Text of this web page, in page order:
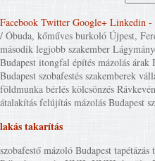
Facebook Twitter Google+ Linkedin -
/ Óbuda, kőműves burkoló Újpest,
második legjobb szakember
Budapest itongfal építés mázolás árak
Budapest szobafestés szakemberek
földmunka bérlés kölcsönzés
átalakítás felújítás mázolás Budapest
lakás takarítás
szobafestő mázoló Budapest